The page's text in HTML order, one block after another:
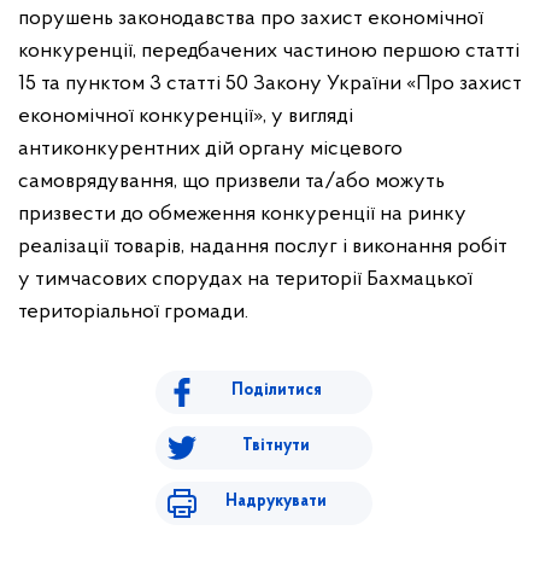
порушень законодавства про захист економічної
конкуренції, передбачених частиною першою статті
15 та пунктом 3 статті 50 Закону України «Про захист
економічної конкуренції», у вигляді
антиконкурентних дій органу місцевого
самоврядування, що призвели та/або можуть
призвести до обмеження конкуренції на ринку
реалізації товарів, надання послуг і виконання робіт
у тимчасових спорудах на території Бахмацької
територіальної громади.
Поділитися
Твітнути
Надрукувати